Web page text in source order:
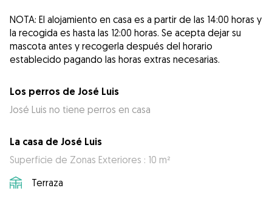
NOTA: El alojamiento en casa es a partir de las 14:00 horas y
la recogida es hasta las 12:00 horas. Se acepta dejar su
mascota antes y recogerla después del horario
establecido pagando las horas extras necesarias.
Los perros de José Luis
José Luis no tiene perros en casa
La casa de José Luis
Superficie de Zonas Exteriores : 10 m²
Terraza